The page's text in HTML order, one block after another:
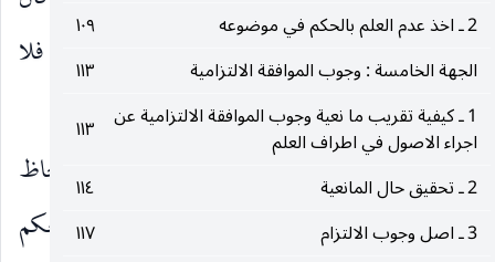
2 ـ اخذ عدم العلم بالحكم في موضوعه
١٠٩
الجهة الخامسة : وجوب الموافقة الالتزامية
١١٣
1 ـ كيفية تقريب ما نعية وجوب الموافقة الالتزامية عن
اجراء الاصول في اطراف العلم
١١٣
2 ـ تحقيق حال المانعية
١١٤
3 ـ اصل وجوب الالتزام
١١٧
هذا من العمل بأمر الشارع وليس خروجا عنه فلا
يكون مثل هذا الحكم من غير طريق الأدلة النقليّة.
المقام الثاني ـفي دعوى قصور الدليل العقلي بلحاظ
كاشفيته بمعنى انه لا يصلح لتكوين اليقين بالحكم